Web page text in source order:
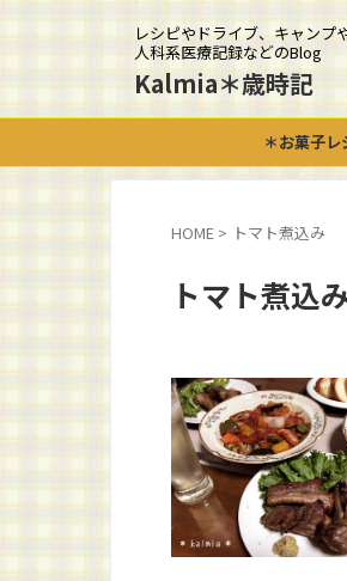
レシピやドライブ、キャンプ
人科系医療記録などのBlog
Kalmia＊歳時記
＊お菓子レ
HOME > トマト煮込み
トマト煮込